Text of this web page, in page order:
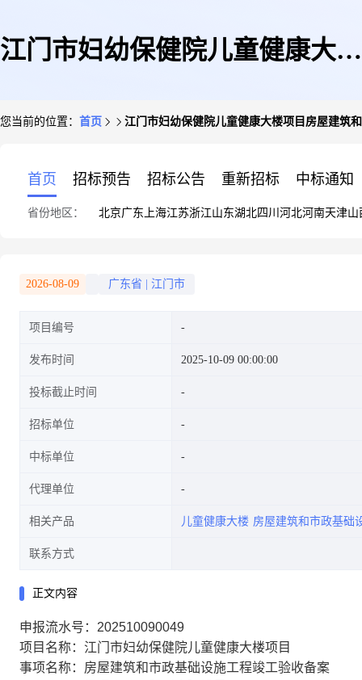
江门市妇幼保健院儿童健康大楼
您当前的位置： 首页 江门市妇幼保健院儿童健康大楼项目房屋建筑
首页 招标预告 招标公告 重新招标 中标通知
省份地区： 北京广东 上海江苏浙江山东湖北四川 河北河南天津山
2026-08-09 广东省 江门市
项目编号
发布时间 2025-10-09 00:00:00
投标截止时间
招标单位
中标单位
代理单位
相关产品 儿童健康大楼 房屋建筑和市政基础
联系方式
正文内容
申报流水号：202510090049
项目名称：江门市妇幼保健院儿童健康大楼项目
事项名称：房屋建筑和市政基础设施工程竣工验收备案